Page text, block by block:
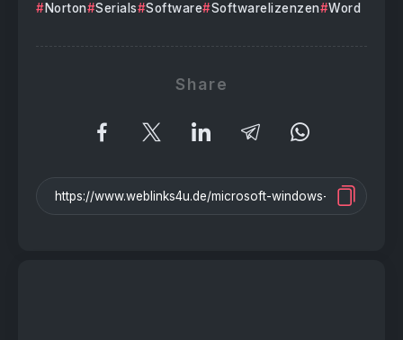
Norton
Serials Software Softwarelizenzen Word
Share